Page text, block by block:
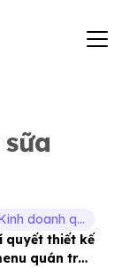
Đăng ký
Đăng nhập
Kinh doanh quán trà sữa
quyết thiết kế
quán trà